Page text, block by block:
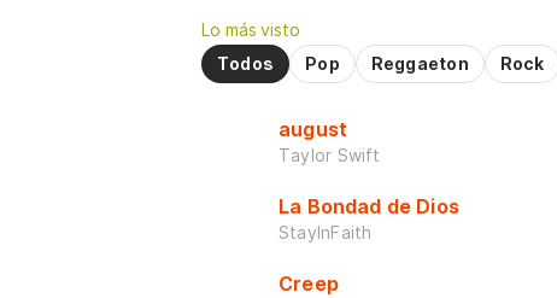
Lo más visto
Todos
Pop Reggaeton Rock
august
Taylor Swift
La Bondad de Dios
StayInFaith
Creep